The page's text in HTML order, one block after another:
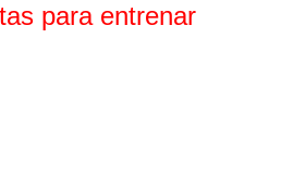
para entrenar